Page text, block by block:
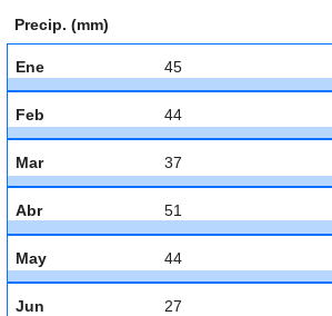
Precip. (mm)
Ene 45
Feb 44
Mar 37
Abr 51
May 44
Jun 27